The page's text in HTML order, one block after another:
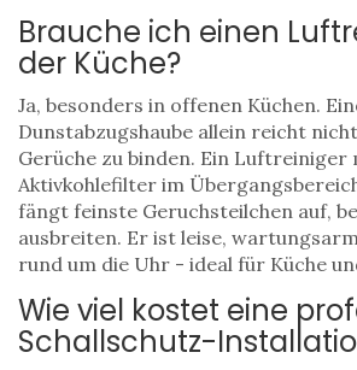
Brauche ich einen
der Küche?
Ja, besonders in offenen Küchen.
Dunstabzugshaube allein reicht
Gerüche zu binden. Ein Luftreiniger
Aktivkohlefilter im
fängt feinste Geruchsteilchen auf,
ausbreiten. Er ist leise,
rund um die Uhr - ideal für Küche
Wie viel kostet eine
Schallschutz-